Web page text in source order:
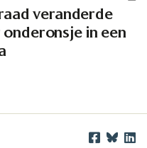
veranderde
in een